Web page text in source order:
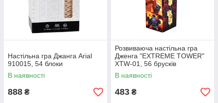
Настільна гра Джанга Arial
910015, 54 блоки
В наявності
888 ₴
Розвиваюча настільна гра
Дженга "EXTREME TOWER"
XTW-01, 56 брусків
В наявності
483 ₴